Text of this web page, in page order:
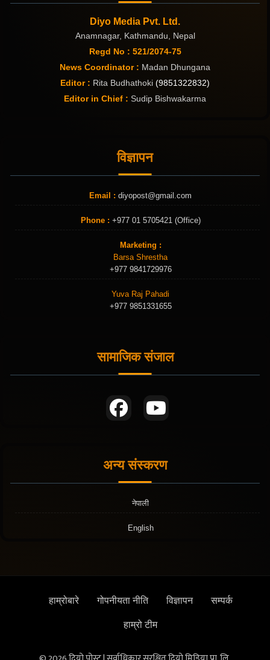
Diyo Media Pvt. Ltd.
Anamnagar, Kathmandu, Nepal
Regd No : 521/2074-75
News Coordinator : Madan Dhungana
Editor : Rita Budhathoki (9851322832)
Editor in Chief : Sudip Bishwakarma
विज्ञापन
Email : diyopost@gmail.com
Phone : +977 01 5705421 (Office)
Marketing :
Barsa Shrestha
+977 9841729976
Yuva Raj Pahadi
+977 9851331655
सामाजिक संजाल
अन्य संस्करण
नेपाली
English
हाम्रोबारे गोपनीयता नीति विज्ञापन सम्पर्क
हाम्रो टीम